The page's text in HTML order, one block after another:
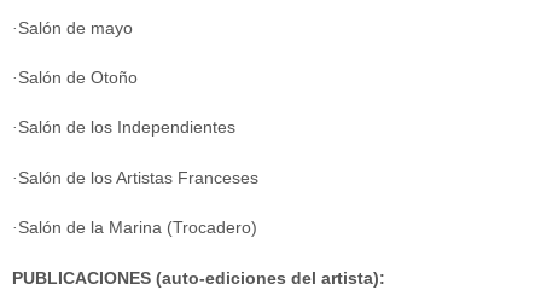
·Salón de mayo
·Salón de Otoño
·Salón de los Independientes
·Salón de los Artistas Franceses
·Salón de la Marina (Trocadero)
PUBLICACIONES (auto-ediciones del artista):